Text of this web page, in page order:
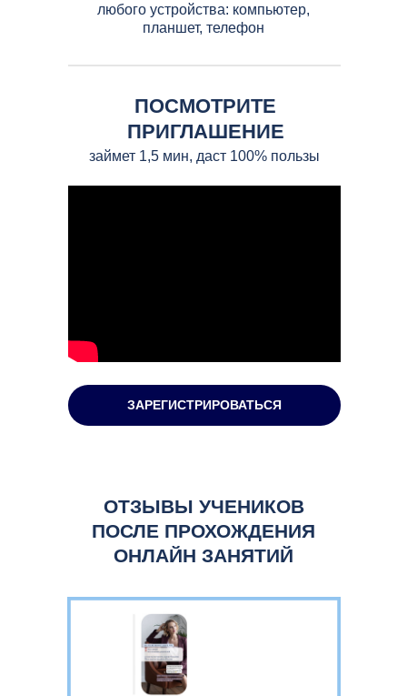
ПОСМОТРИТЕ
ПРИГЛАШЕНИЕ
займет 1,5 мин, даст 100% пользы
ЗАРЕГИСТРИРОВАТЬСЯ
любого устройства: компьютер,
планшет, телефон
ОТЗЫВЫ УЧЕНИКОВ
ПОСЛЕ ПРОХОЖДЕНИЯ
ОНЛАЙН ЗАНЯТИЙ